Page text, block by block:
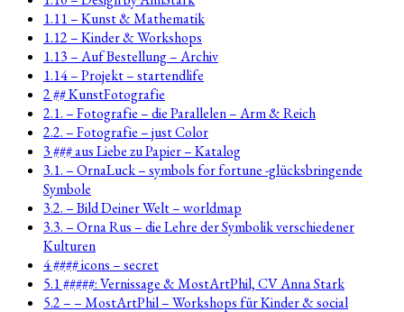
1.11 – Kunst & Mathematik
1.12 – Kinder & Workshops
1.13 – Auf Bestellung – Archiv
1.14 – Projekt – startendlife
2 ## KunstFotografie
2.1. – Fotografie – die Parallelen – Arm & Reich
2.2. – Fotografie – just Color
3 ### aus Liebe zu Papier – Katalog
3.1. – OrnaLuck – symbols for fortune -glücksbringende
Symbole
3.2. – Bild Deiner Welt – worldmap
3.3. – Orna Rus – die Lehre der Symbolik verschiedener
Kulturen
4 #### icons – secret
5.1 #####: Vernissage & MostArtPhil, CV Anna Stark
5.2 – – MostArtPhil – Workshops für Kinder & social